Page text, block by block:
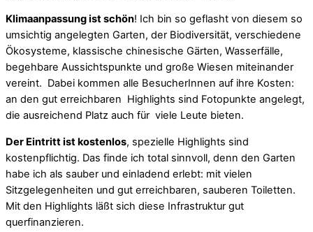
Klimaanpassung ist schön! Ich bin so geflasht von diesem so
umsichtig angelegten Garten, der Biodiversität, verschiedene
Ökosysteme, klassische chinesische Gärten, Wasserfälle,
begehbare Aussichtspunkte und große Wiesen miteinander
vereint. Dabei kommen alle BesucherInnen auf ihre Kosten:
an den gut erreichbaren Highlights sind Fotopunkte angelegt,
die ausreichend Platz auch für viele Leute bieten.
Der Eintritt ist kostenlos, spezielle Highlights sind
kostenpflichtig. Das finde ich total sinnvoll, denn den Garten
habe ich als sauber und einladend erlebt: mit vielen
Sitzgelegenheiten und gut erreichbaren, sauberen Toiletten.
Mit den Highlights läßt sich diese Infrastruktur gut
querfinanzieren.